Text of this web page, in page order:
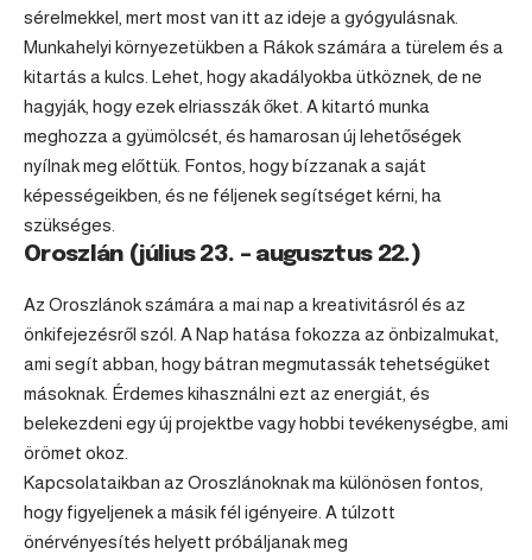
sérelmekkel, mert most van itt az ideje a gyógyulásnak.
Munkahelyi környezetükben a Rákok számára a türelem és a
kitartás a kulcs. Lehet, hogy akadályokba ütköznek, de ne
hagyják, hogy ezek elriasszák őket. A kitartó munka
meghozza a gyümölcsét, és hamarosan új lehetőségek
nyílnak meg előttük. Fontos, hogy bízzanak a saját
képességeikben, és ne féljenek segítséget kérni, ha
szükséges.
Oroszlán (július 23. – augusztus 22.)
Az Oroszlánok számára a mai nap a kreativitásról és az
önkifejezésről szól. A Nap hatása fokozza az önbizalmukat,
ami segít abban, hogy bátran megmutassák tehetségüket
másoknak. Érdemes kihasználni ezt az energiát, és
belekezdeni egy új projektbe vagy hobbi tevékenységbe, ami
örömet okoz.
Kapcsolataikban az Oroszlánoknak ma különösen fontos,
hogy figyeljenek a másik fél igényeire. A túlzott
önérvényesítés helyett próbáljanak meg